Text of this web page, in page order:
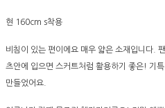
현 160cm s착용
비침이 있는 편이에요 매우 얇은 소재입니다.
츠안에 입으면 스커트처럼 활용하기 좋은! 기
만들었어요.